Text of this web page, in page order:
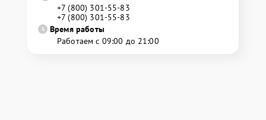
+7 (800) 301-55-83
+7 (800) 301-55-83
Время работы
Работаем с 09:00 до 21:00